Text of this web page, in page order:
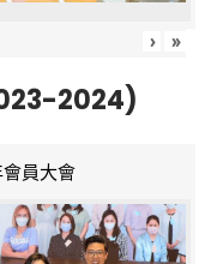
› »
2024)
員大會